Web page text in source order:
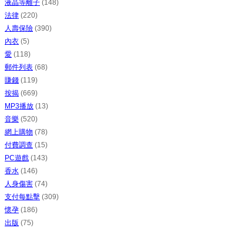
液晶等離子 (148)
法律 (220)
人壽保險 (390)
內衣 (5)
愛 (118)
郵件列表 (68)
賺錢 (119)
按揭 (669)
MP3播放 (13)
音樂 (520)
網上購物 (78)
付費調查 (15)
PC遊戲 (143)
香水 (146)
人身傷害 (74)
支付每點擊 (309)
懷孕 (186)
出版 (75)